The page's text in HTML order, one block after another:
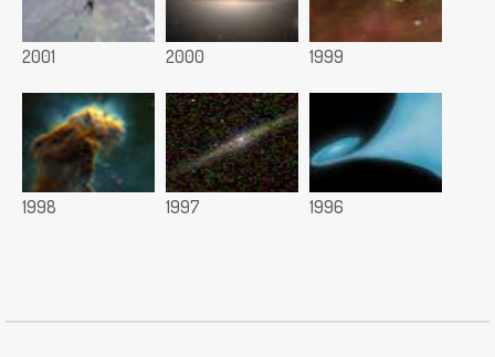
2001 2000 1999
1998 1997 1996